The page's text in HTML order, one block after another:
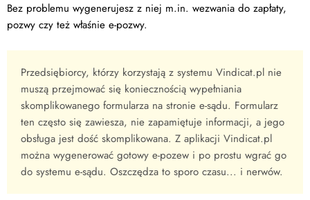
Bez problemu wygenerujesz z niej m.in. wezwania do zapłaty,
pozwy czy też właśnie e-pozwy.
Przedsiębiorcy, którzy korzystają z systemu Vindicat.pl nie
muszą przejmować się koniecznością wypełniania
skomplikowanego formularza na stronie e-sądu. Formularz
ten często się zawiesza, nie zapamiętuje informacji, a jego
obsługa jest dość skomplikowana. Z aplikacji Vindicat.pl
można wygenerować gotowy e-pozew i po prostu wgrać go
do systemu e-sądu. Oszczędza to sporo czasu... i nerwów.